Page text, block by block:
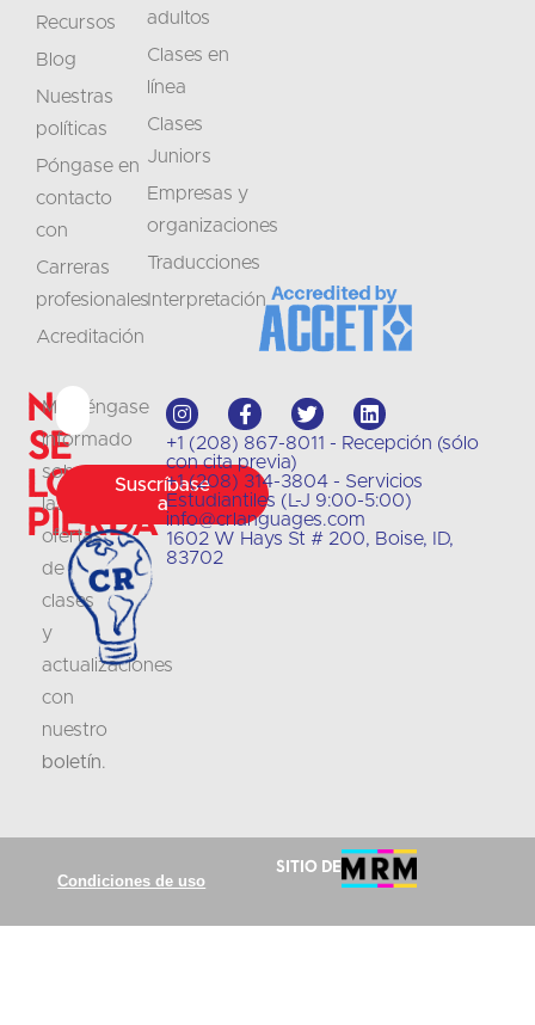
No
se
lo
pierda
Manténgase
informado
sobre
las
ofertas
de
clases
y
actualizaciones
con
nuestro
boletín.
Suscríbase
a
+1 (208) 867-8011 - Recepción (sólo
con cita previa)
+1 (208) 314-3804 - Servicios
Estudiantiles (L-J 9:00-5:00)
info@crlanguages.com
1602 W Hays St # 200, Boise, ID,
83702
Recursos
Blog
Nuestras
políticas
Póngase en
contacto
con
Carreras
profesionales
Acreditación
adultos
Clases en
línea
Clases
Juniors
Empresas y
organizaciones
Traducciones
Interpretación
Condiciones de uso
Sitio de